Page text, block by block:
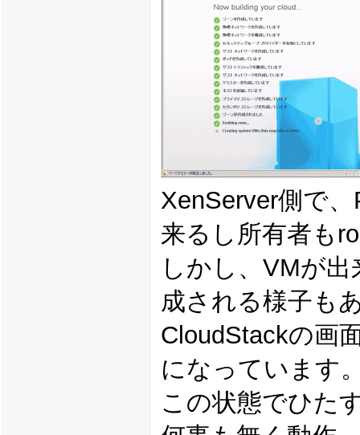
XenServer側で
来るし所有者も
しかし、VMが
成される様子も
CloudStackの画
になっています
この状態でひた